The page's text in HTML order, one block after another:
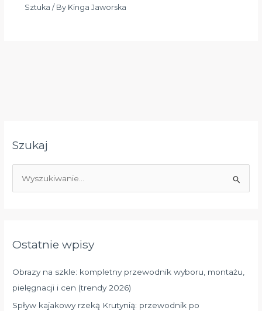
Sztuka / By Kinga Jaworska
Szukaj
jOstatnie wpisy
Obrazy na szkle: kompletny przewodnik wyboru, montażu,
pielęgnacji i cen (trendy 2026)
Spływ kajakowy rzeką Krutynią: przewodnik po